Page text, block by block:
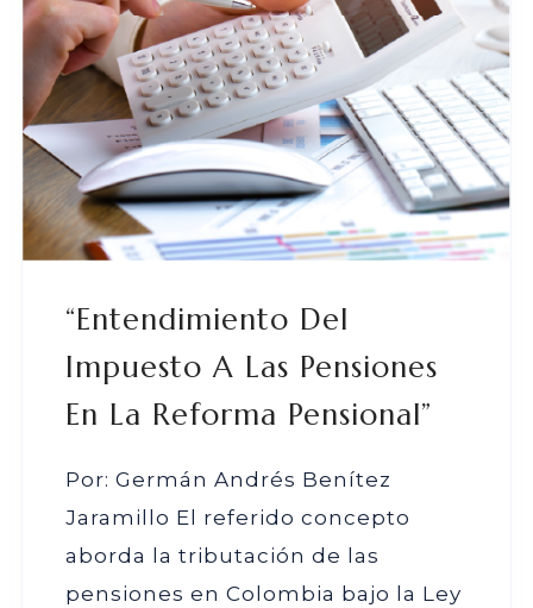
“Entendimiento Del
Impuesto A Las Pensiones
En La Reforma Pensional”
Por: Germán Andrés Benítez
Jaramillo El referido concepto
aborda la tributación de las
pensiones en Colombia bajo la Ley